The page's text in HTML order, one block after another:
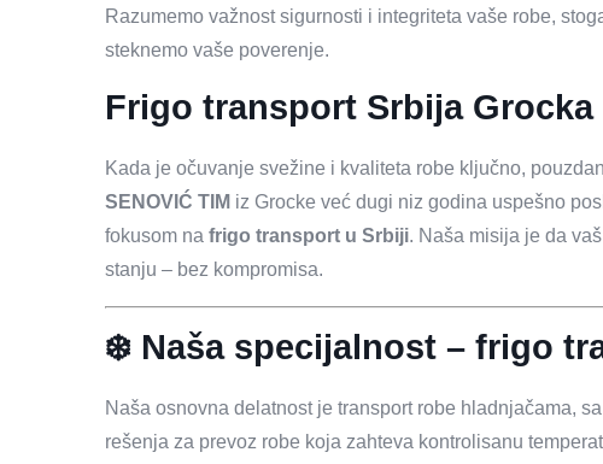
Razumemo važnost sigurnosti i integriteta vaše robe,
steknemo vaše poverenje.
Frigo transport Srbija Grocka
Kada je očuvanje svežine i kvaliteta robe ključno, pouzdan
SENOVIĆ TIM iz Grocke već dugi niz godina uspešno
fokusom na frigo transport u Srbiji. Naša misija je da
stanju – bez kompromisa.
❄️ Naša specijalnost – frigo
Naša osnovna delatnost je transport robe hladnjačama,
rešenja za prevoz robe koja zahteva kontrolisanu